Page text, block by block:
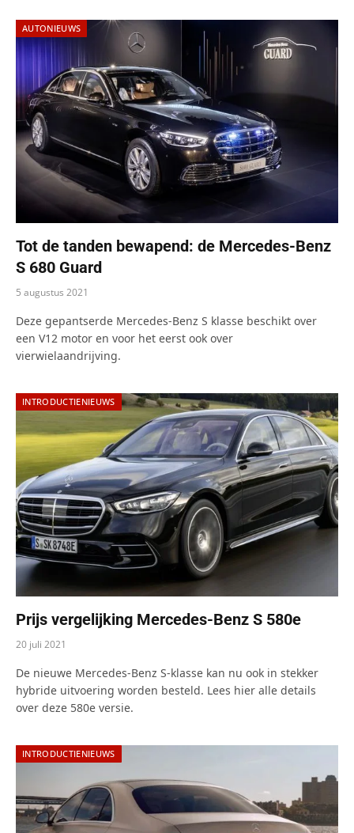
AUTONIEUWS
Tot de tanden bewapend: de Mercedes-Benz
S 680 Guard
5 augustus 2021
Deze gepantserde Mercedes-Benz S klasse beschikt over
een V12 motor en voor het eerst ook over
vierwielaandrijving.
INTRODUCTIENIEUWS
Prijs vergelijking Mercedes-Benz S 580e
20 juli 2021
De nieuwe Mercedes-Benz S-klasse kan nu ook in stekker
hybride uitvoering worden besteld. Lees hier alle details
over deze 580e versie.
INTRODUCTIENIEUWS